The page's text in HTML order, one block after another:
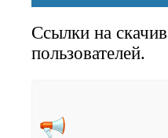
Ссылки на
пользователей.